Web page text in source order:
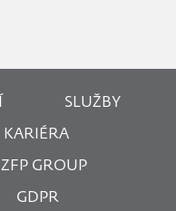
SLUŽBY
KARIÉRA
ZFP GROUP
GDPR